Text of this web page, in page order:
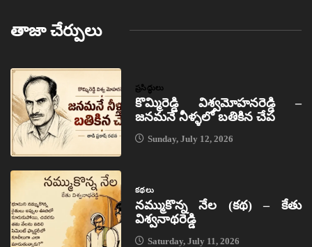
తాజా చేర్పులు
ప్రసిద్ధులు
కొమ్మిరెడ్డి విశ్వమోహనరెడ్డి –
జనమనే నీళ్ళలో బతికిన చేప
Sunday, July 12, 2026
కథలు
నమ్ముకొన్న నేల (కథ) – కేతు
విశ్వనాథరెడ్డి
Saturday, July 11, 2026